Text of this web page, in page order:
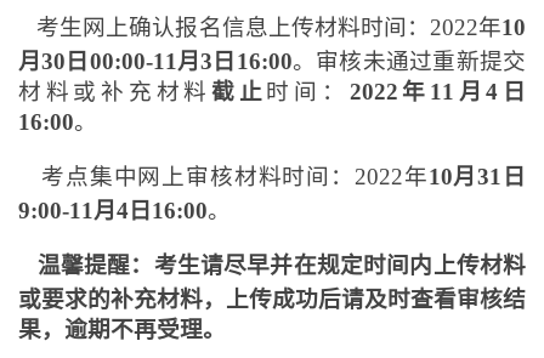
考生网上确认报名信息上传材料时间：2022年10
月30日00:00-11月3日16:00。审核未通过重新提交
材料或补充材料 截止 时间： 2022年11月4日
16:00。
考点集中网上审核材料时间：2022年10月31日
9:00-11月4日16:00。
温馨提醒：考生请尽早并在规定时间内上传材料
或要求的补充材料，上传成功后请及时查看审核结
果，逾期不再受理。